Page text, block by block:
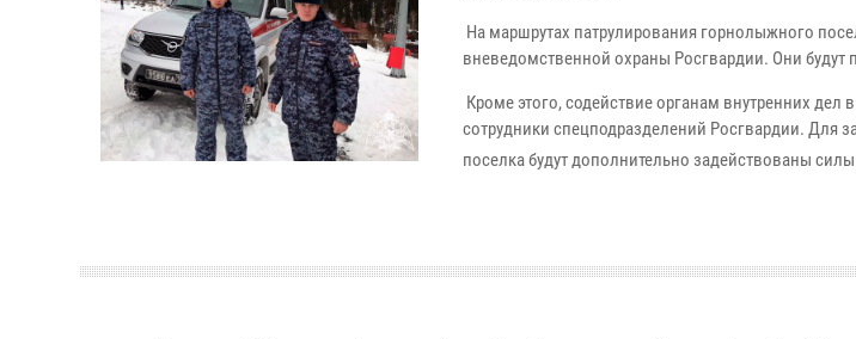
На маршрутах патрулирования горнолыжного
вневедомственной охраны Росгвардии. Они будут
Кроме этого, содействие органам внутренних дел
сотрудники спецподразделений Росгвардии. Для
поселка будут дополнительно задействованы